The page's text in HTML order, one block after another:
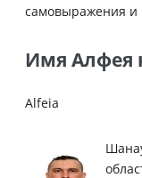
самовыражения и
Имя Алфея
Alfeia